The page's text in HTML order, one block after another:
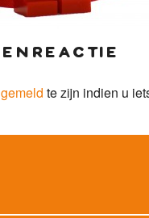
reactie
te zijn indien u